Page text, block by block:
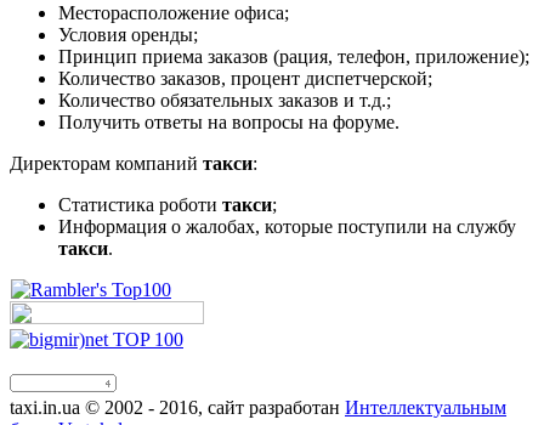
Месторасположение офиса;
Условия оренды;
Принцип приема заказов (рация, телефон, приложение);
Количество заказов, процент диспетчерской;
Количество обязательных заказов и т.д.;
Получить ответы на вопросы на форуме.
Директорам компаний такси:
Статистика роботи такси;
Информация о жалобах, которые поступили на службу
такси.
taxi.in.ua © 2002 - 2016, сайт разработан Интеллектуальным